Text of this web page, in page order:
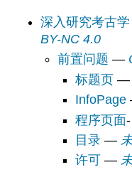
深入研究考古
BY-NC 4.0
前置问题 —
标题页—
InfoPage
程序页面-
目录—
许可—